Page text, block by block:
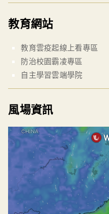
教育網站
教育雲疫起線上看專區
防治校園霸凌專區
自主學習雲端學院
風場資訊